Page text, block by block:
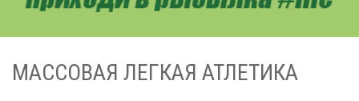
МАССОВАЯ ЛЕГКАЯ АТЛЕТИКА